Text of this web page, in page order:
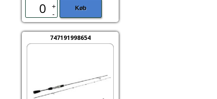
+
-
Køb
747191998654